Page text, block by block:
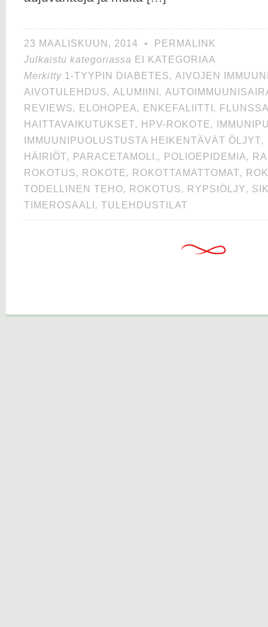
23 MAALISKUUN, 2014 •
PERMALINK
Julkaistu kategoriassa EI KATEGORIAA
Merkitty 1-TYYPIN DIABETES, AIVOJEN
AIVOTULEHDUS, ALUMIINI ,
REVIEWS, ELOHOPEA, ENKEFALIITTI ,
HAITTAVAIKUTUKSET, HPV-ROKOTE,
IMMUUNIPUOLUSTUSTA HEIKENTÄVÄT ÖLJYT,
HÄIRIÖT, PARACETAMOLI., POLIOEPIDEMIA,
ROKOTUS, ROKOTE, ROKOTTAMATTOMAT,
TODELLINEN TEHO, ROKOTUS, RYPSIÖLJY,
TIMEROSAALI , TULEHDUSTILAT